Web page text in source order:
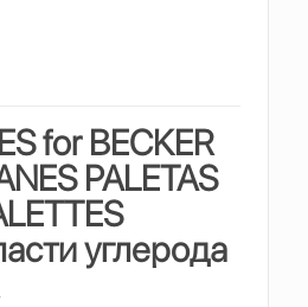
for BECKER
PALETAS
углерода